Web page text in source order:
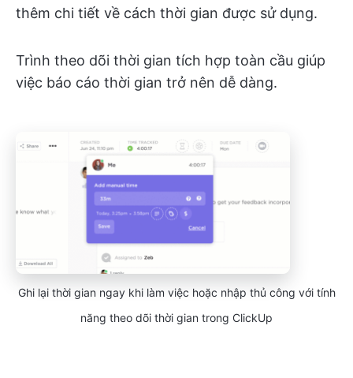
thêm chi tiết về cách thời gian được sử dụng.
Trình theo dõi thời gian tích hợp toàn cầu giúp
việc báo cáo thời gian trở nên dễ dàng.
Ghi lại thời gian ngay khi làm việc hoặc nhập thủ công với tính
năng theo dõi thời gian trong ClickUp